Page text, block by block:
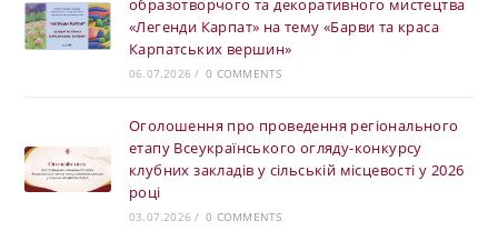
образотворчого та декоративного мистецтва
«Легенди Карпат» на тему «Барви та краса
Карпатських вершин»
06.07.2026 / 0 COMMENTS
Оголошення про проведення регіонального
етапу Всеукраїнського огляду-конкурсу
клубних закладів у сільській місцевості у 2026
році
03.07.2026 / 0 COMMENTS